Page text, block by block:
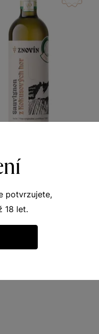
Sauvignon
Znojmo 2023
Šarže 3323
potvrzujete,
18 let.